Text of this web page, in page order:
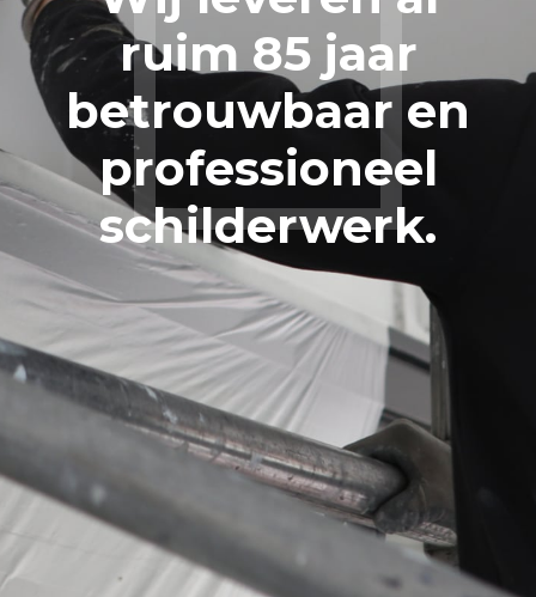
ruim 85 jaar
betrouwbaar en
professioneel
schilderwerk.